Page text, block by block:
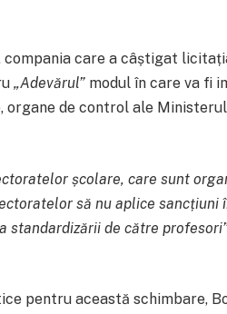
care a câștigat
„Adevărul” modul în care va fi
de control ale
școlare, care sunt
să nu aplice sancțiuni
standardizării de către
pentru această schimbare,